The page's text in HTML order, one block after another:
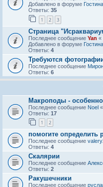
Добавлено в форуме
Ответы: 35
1 2 3
Страница
Последнее сообщение Yan «
Добавлено в форуме
Ответы: 4
Требуются
Последнее сообщение
Ответы: 6
Макроподы -
Последнее сообщение Noel «
Ответы: 17
1 2
помогите определить
Последнее сообщение
Ответы: 4
Скалярии
Последнее сообщение
Ответы: 2
Ракушечники
Последнее сообщение